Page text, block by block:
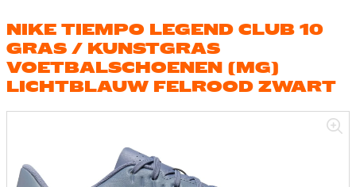
NIKE TIEMPO LEGEND CLUB 10
GRAS / KUNSTGRAS
VOETBALSCHOENEN (MG)
LICHTBLAUW FELROOD ZWART